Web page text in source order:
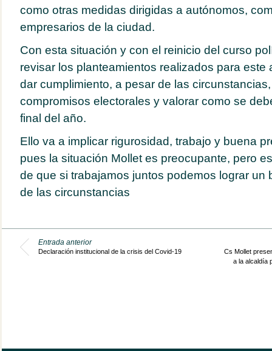
como otras medidas dirigidas a autónomos,
empresarios de la ciudad.
Con esta situación y con el reinicio del curso
revisar los planteamientos realizados para este
dar cumplimiento, a pesar de las
compromisos electorales y valorar como se
final del año.
Ello va a implicar rigurosidad, trabajo y buena
pues la situación Mollet es preocupante, pero
de que si trabajamos juntos podemos lograr un
de las circunstancias
Entrada anterior
Declaración institucional de la crisis del Covid-19
Cs Mollet
a la alcaldía